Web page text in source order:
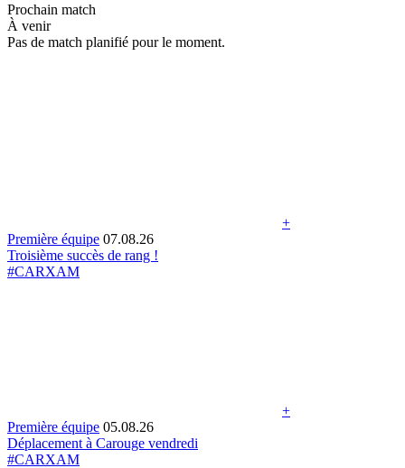
Prochain match
À venir
Pas de match planifié pour le moment.
+
Première équipe 07.08.26
Troisième succès de rang !
#CARXAM
+
Première équipe 05.08.26
Déplacement à Carouge vendredi
#CARXAM